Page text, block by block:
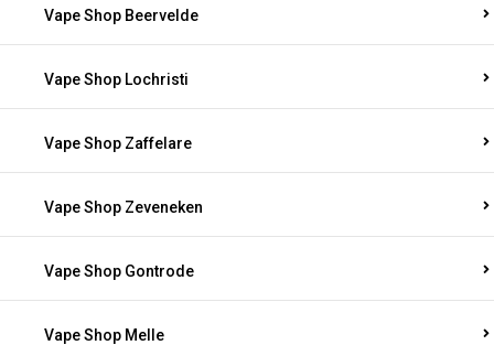
Vape Shop Beervelde
Vape Shop Lochristi
Vape Shop Zaffelare
Vape Shop Zeveneken
Vape Shop Gontrode
Vape Shop Melle